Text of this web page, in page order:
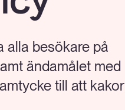
alla besökare på
ändamålet med
till att kakor